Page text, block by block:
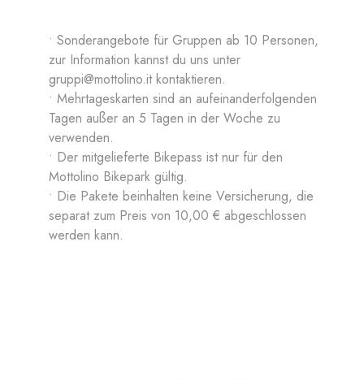
• Sonderangebote für Gruppen ab 10 Personen,
zur Information kannst du uns unter
gruppi@mottolino.itkontaktieren.
• Mehrtageskarten sind an aufeinanderfolgenden
Tagen außer an 5 Tagen in der Woche zu
verwenden.
• Der mitgelieferte Bikepass ist nur für den
Mottolino Bikepark gültig.
• Die Pakete beinhalten keine Versicherung, die
separat zum Preis von 10,00 € abgeschlossen
werden kann.